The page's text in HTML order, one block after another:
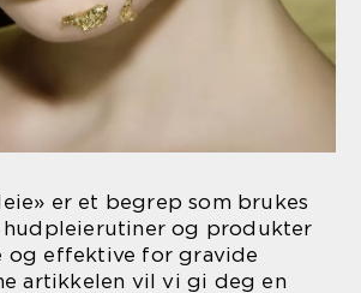
er et begrep som brukes
hudpleierutiner og produkter
og effektive for gravide
artikkelen vil vi gi deg en